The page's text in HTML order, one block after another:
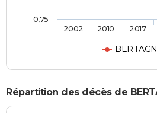
2002 2010 2017
0,75
Répartition des décès de